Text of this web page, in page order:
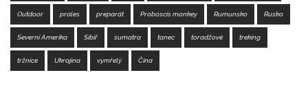
Outdoor prales preparát Proboscis monkey Rumunsko Rusko
Severní Amerika Sibiř sumatra tanec toradžové treking
tržnice Ukrajina vymřelý Čína